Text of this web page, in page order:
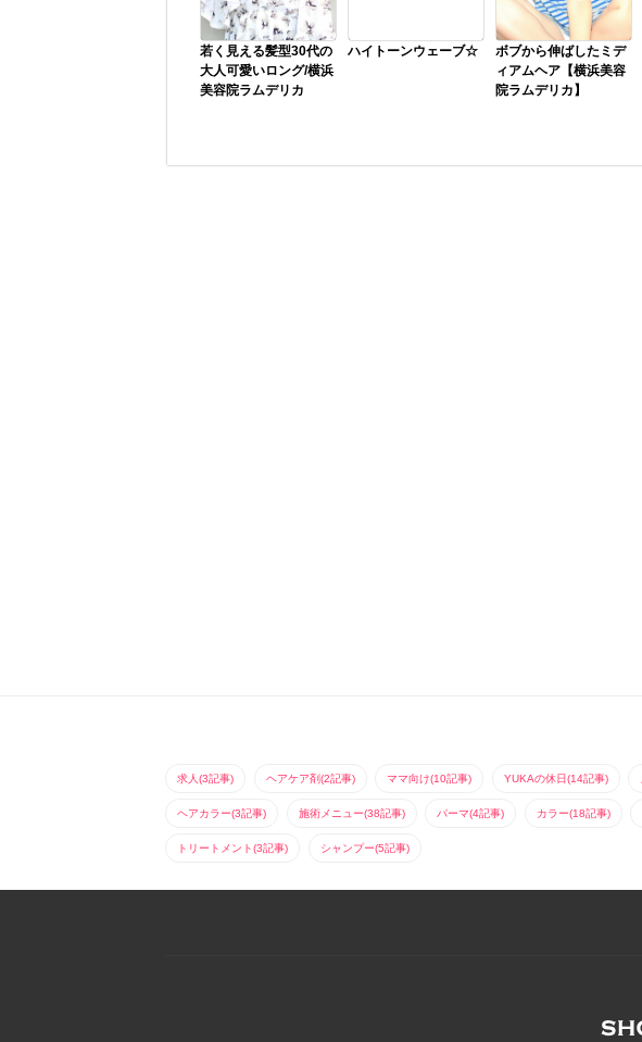
若く見える髪型30代の
大人可愛いロング/横浜
美容院ラムデリカ
ハイトーンウェーブ☆
ボブから伸ばしたミデ
ィアムヘア【横浜美容
院ラムデリカ】
求人(3記事) ヘアケア剤(2記事) ママ向け(10記事) YUKAの休日(14記事)
ヘアカラー(3記事) 施術メニュー(38記事) パーマ(4記事) カラー(18記事)
トリートメント(3記事) シャンプー(5記事)